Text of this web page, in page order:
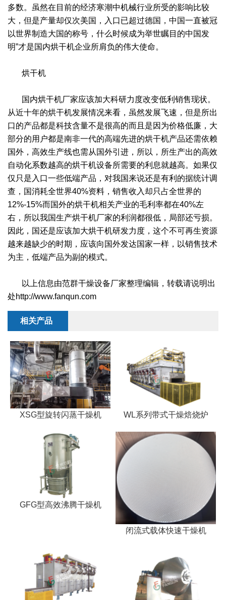
滚筒干燥系列
沸腾干燥系列
干燥配套装置
社会责任
多数。虽然在目前的经济寒潮中机械行业所受的影响比较
大，但是产量却仅次美国，入口已超过德国，中国一直被冠
以世界制造大国的称号，什么时候成为举世瞩目的中国发
明”才是国内烘干机企业所肩负的伟大使命。
烘干机
国内烘干机厂家应该加大科研力度改变低利销售现状。
从近十年的烘干机发展情况来看，虽然发展飞速，但是所出
口的产品都是科技含量不是很高的而且是因为价格低廉，大
部分的用户都是南非一代的高端先进的烘干机产品还需依赖
国外，高效生产线也需从国外引进，所以，所生产出的高效
自动化系数越高的烘干机设备所需要的利息就越高。如果仅
仅只是入口一些低端产品，对我国来说还是有利的据统计调
查，国消耗全世界40%资料，销售收入却只占全世界的
12%-15%而国外的烘干机相关产业的毛利率都在40%左
右，所以我国生产烘干机厂家的利润都很低，局部还亏损。
因此，国还是应该加大烘干机研发力度，这个不可再生资源
越来越缺少的时期，应该向国外发达国家一样，以销售技术
为主，低端产品为副的模式。
以上信息由范群干燥设备厂家整理编辑，转载请说明出
处http://www.fanqun.com
相关产品
XSG型旋转闪蒸干燥机 WL系列带式干燥焙烧炉
GFG型高效沸腾干燥机
闭流式载体快速干燥机